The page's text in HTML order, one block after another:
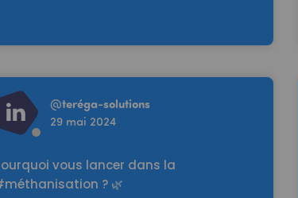
more
@teréga-solutions
29 mai 2024
vous lancer dans la
? 🌿